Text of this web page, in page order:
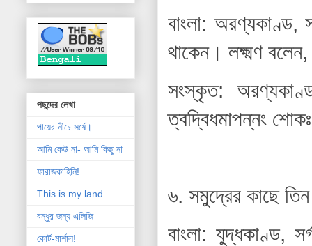
বাংলা: অরণ্যকাণ্ড,
থাকেন। লক্ষ্মণ
সংস্কৃত:
ত্বদ্বিধমাপন্নং
৬. সমুদ্রের কাছে
বাংলা: যুদ্ধকাণ্ড,
পছন্দের লেখা
পায়ের নীচে সর্ষে।
আমি কেউ না- আমি কিছু না
ফারাজকাহিনি!
This is my land...
বন্ধুর জন্য এলিজি
কোর্ট-মার্শাল!